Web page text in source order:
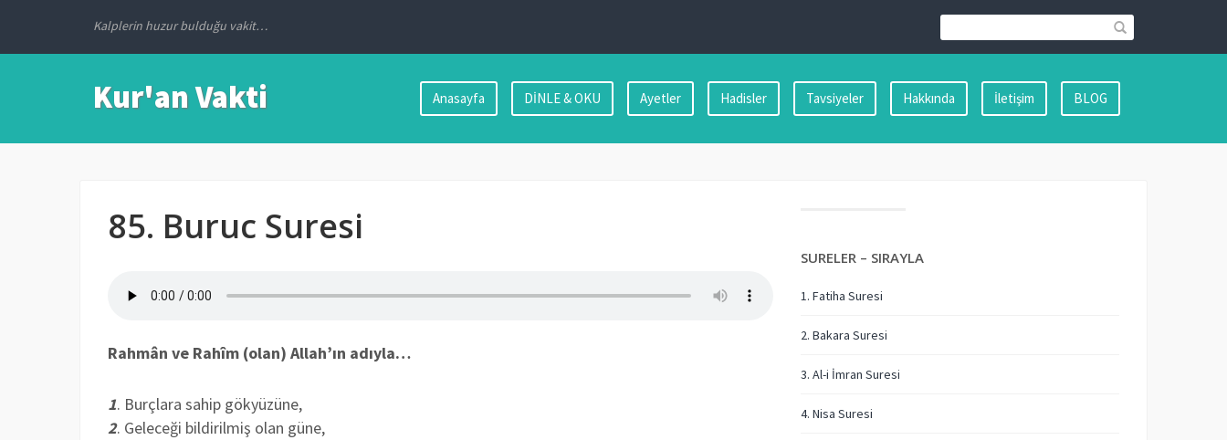
Kalplerin huzur bulduğu vakit…
Kur'an Vakti Anasayfa DİNLE & OKU Ayetler Hadisler Tavsiyeler Hakkında İletişim BLOG
85. Buruc Suresi
Rahmân ve Rahîm (olan) Allah’ın adıyla…
1. Burçlara sahip gökyüzüne,
2. Geleceği bildirilmiş olan güne,
SURELER – SIRAYLA
1. Fatiha Suresi
2. Bakara Suresi
3. Al-i İmran Suresi
4. Nisa Suresi